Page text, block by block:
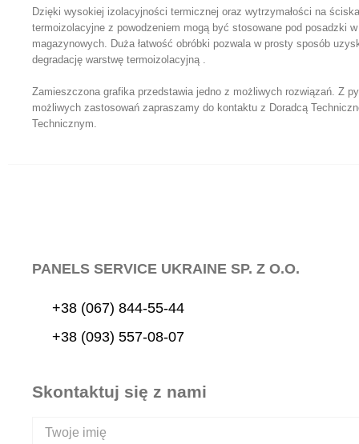
Dzięki wysokiej izolacyjności termicznej oraz wytrzymałości na
termoizolacyjne z powodzeniem mogą być stosowane pod posadzki
magazynowych. Duża łatwość obróbki pozwala w prosty sposób
degradację warstwę termoizolacyjną .
Zamieszczona grafika przedstawia jedno z możliwych rozwiązań. Z
możliwych zastosowań zapraszamy do kontaktu z Doradcą
Technicznym.
PANELS SERVICE UKRAINE SP. Z O.O.
+38 (067) 844-55-44
+38 (093) 557-08-07
Skontaktuj się z nami